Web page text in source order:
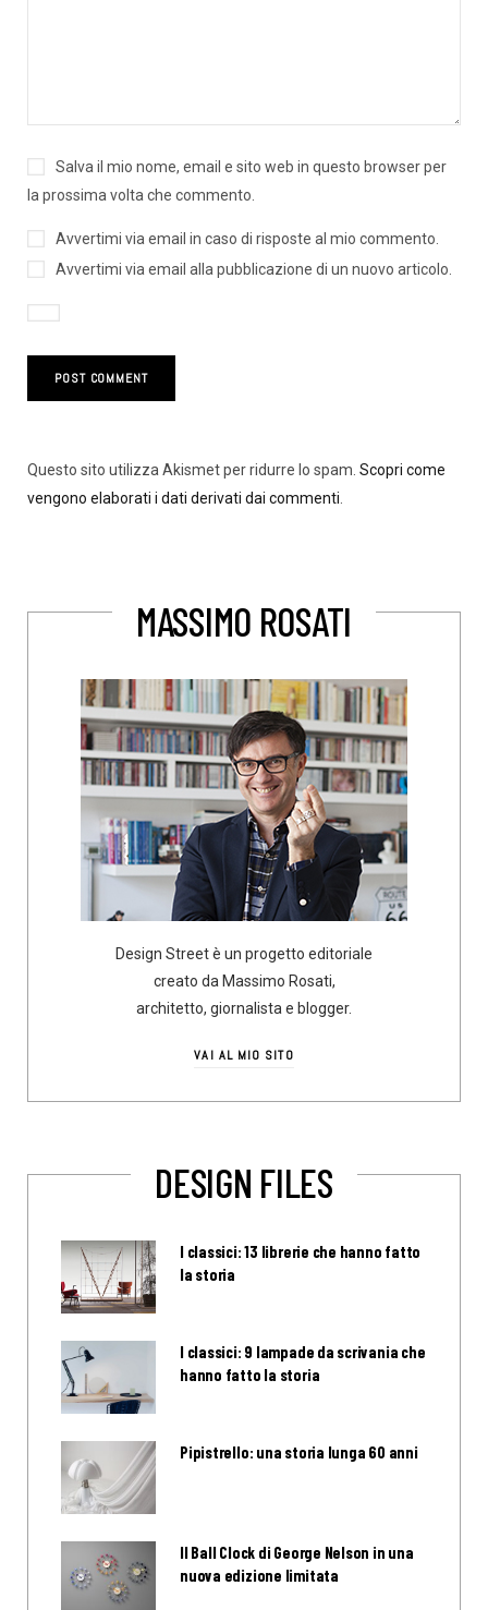
Salva il mio nome, email e sito web in questo browser per
la prossima volta che commento.
Avvertimi via email in caso di risposte al mio commento.
Avvertimi via email alla pubblicazione di un nuovo articolo.
Questo sito utilizza Akismet per ridurre lo spam. Scopri come
vengono elaborati i dati derivati dai commenti.
MASSIMO ROSATI
Design Street è un progetto editoriale
creato da Massimo Rosati,
architetto, giornalista e blogger.
VAI AL MIO SITO
DESIGN FILES
I classici: 13 librerie che hanno fatto
la storia
I classici: 9 lampade da scrivania che
hanno fatto la storia
Pipistrello: una storia lunga 60 anni
Il Ball Clock di George Nelson in una
nuova edizione limitata